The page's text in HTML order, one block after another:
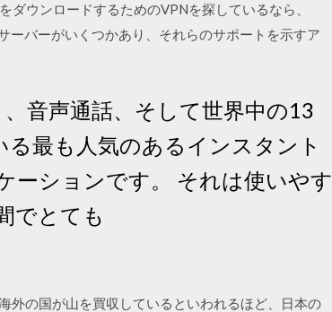
ウンロードするためのVPNを探しているなら、
ーバーがいくつかあり、それらのサポートを示すア
音声通話、そして世界中の13
最も人気のあるインスタント
ーションです。 それは使いやす
でとても
外の国が山を買収しているといわれるほど、日本の